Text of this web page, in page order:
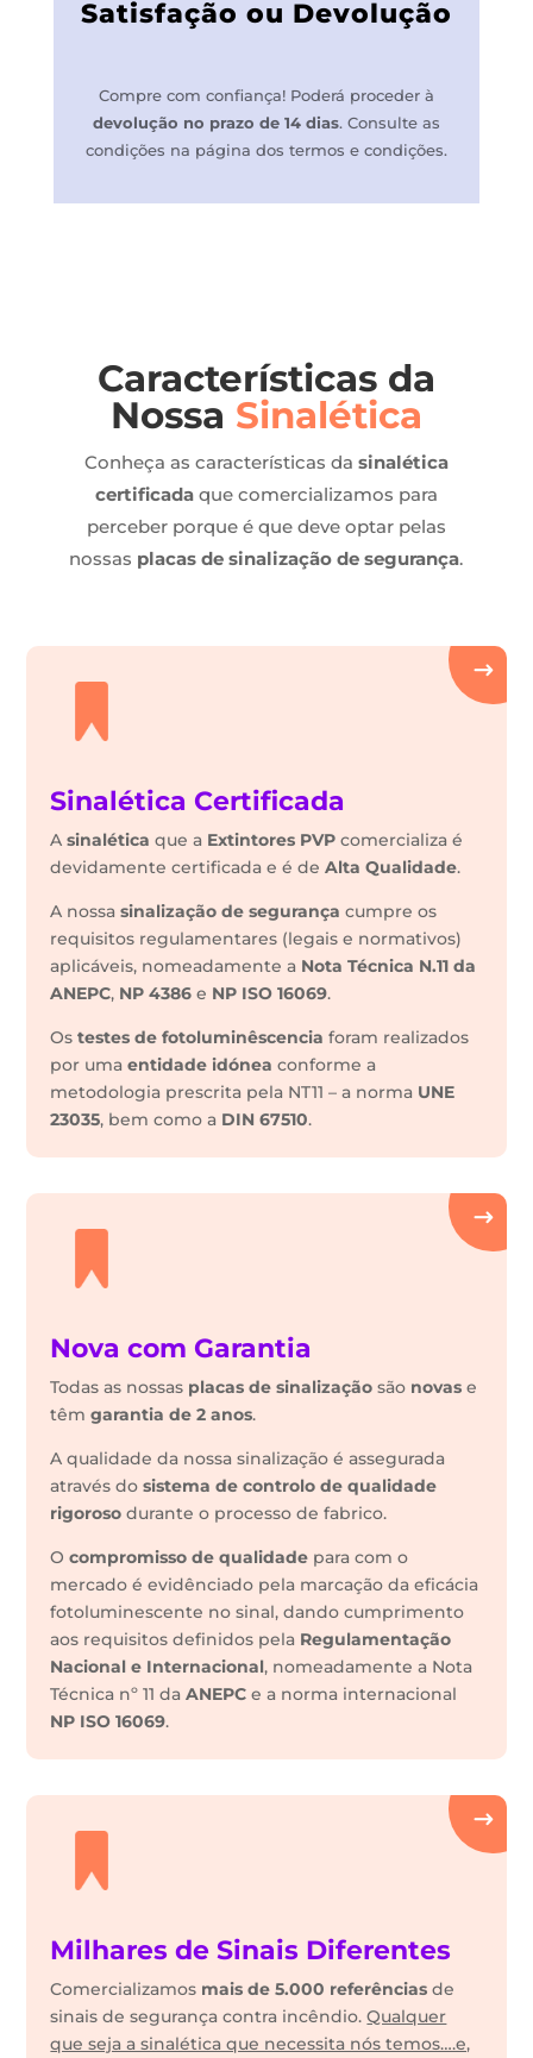
Satisfação ou Devolução
Compre com confiança! Poderá proceder à
devolução no prazo de 14 dias. Consulte as
condições na página dos termos e condições.
Características da
Nossa Sinalética
Conheça as características da sinalética
certificadaque comercializamos para
perceber porque é que deve optar pelas
nossas placas de sinalização de segurança.
Sinalética Certificada
Asinalética que a Extintores PVP comercializa é
devidamente certificada e é deAlta Qualidade.
A nossasinalização de segurança cumpre os
requisitos regulamentares (legais e normativos)
aplicáveis, nomeadamente a Nota Técnica N.11 da
ANEPC, NP 4386 e NP ISO 16069.
Ostestes de fotoluminêscencia foram realizados
por umaentidade idónea conforme a
metodologia prescrita pela NT11 – a norma UNE
23035, bem como a DIN 67510.
Nova com Garantia
Todas as nossas placas de sinalização são novas e
têmgarantia de 2 anos.
A qualidade da nossa sinalização é assegurada
através dosistema de controlo de qualidade
rigoroso durante o processo de fabrico.
Ocompromisso de qualidade para com o
mercado é evidênciado pela marcação da eficácia
fotoluminescente no sinal, dando cumprimento
aos requisitos definidos pela Regulamentação
Nacional e Internacional, nomeadamente a Nota
Técnica nº 11 daANEPC e a norma internacional
NP ISO 16069.
Milhares de Sinais Diferentes
Comercializamos mais de 5.000 referências de
sinais de segurança contra incêndio.Qualquer
que seja a sinalética que necessita nós temos….e,